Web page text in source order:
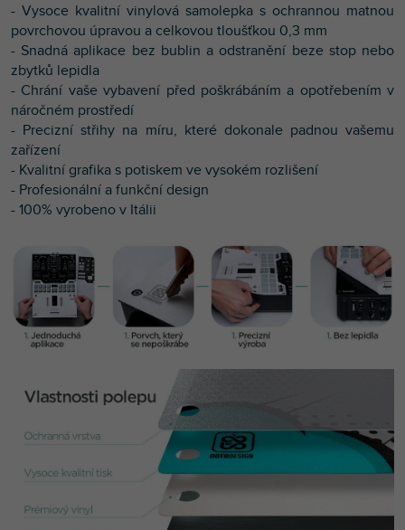
- Vysoce kvalitní vinylová samolepka s ochrannou matnou
povrchovou úpravou a celkovou tloušťkou 0,3 mm
- Snadná aplikace bez bublin a odstranění beze stop nebo
zbytků lepidla
- Chrání vaše vybavení před poškrábáním a opotřebením v
náročném prostředí
- Precizní střihy na míru, které dokonale padnou vašemu
zařízení
- Kvalitní grafika s potiskem ve vysokém rozlišení
- Profesionální a funkční design
- 100% vyrobeno v Itálii